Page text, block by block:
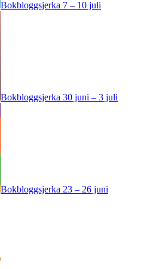
Bokbloggsjerka 7 – 10 juli
Bokbloggsjerka 30 juni – 3 juli
Bokbloggsjerka 23 – 26 juni